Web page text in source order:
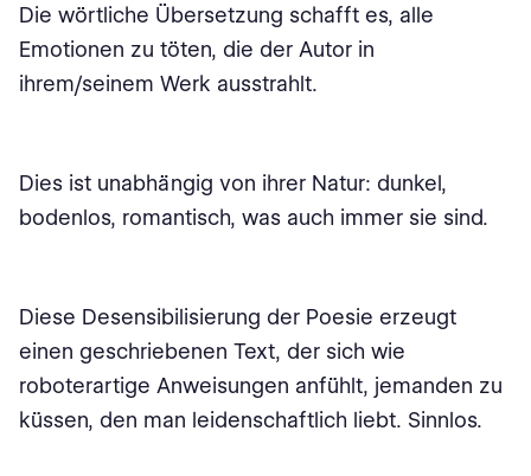
Die wörtliche Übersetzung schafft es, alle
Emotionen zu töten, die der Autor in
ihrem/seinem Werk ausstrahlt.
Dies ist unabhängig von ihrer Natur: dunkel,
bodenlos, romantisch, was auch immer sie sind.
Diese Desensibilisierung der Poesie erzeugt
einen geschriebenen Text, der sich wie
roboterartige Anweisungen anfühlt, jemanden zu
küssen, den man leidenschaftlich liebt. Sinnlos.